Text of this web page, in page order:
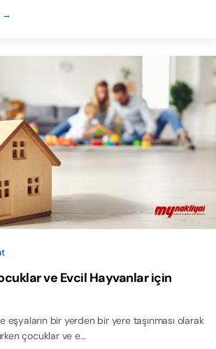
→
ve Evcil Hayvanlar için
eşyaların bir yerden bir yere taşınması olarak
çocuklar ve e…